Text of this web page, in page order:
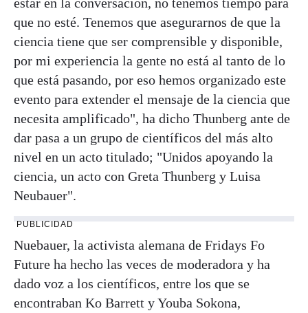
que no esté. Tenemos que asegurarnos de que la
ciencia tiene que ser comprensible y disponible,
por mi experiencia la gente no está al tanto de lo
que está pasando, por eso hemos organizado este
evento para extender el mensaje de la ciencia que
necesita amplificado", ha dicho Thunberg ante de
dar pasa a un grupo de científicos del más alto
nivel en un acto titulado; "Unidos apoyando la
ciencia, un acto con Greta Thunberg y Luisa
Neubauer".
PUBLICIDAD
Nuebauer, la activista alemana de Fridays Fo
Future ha hecho las veces de moderadora y ha
dado voz a los científicos, entre los que se
encontraban Ko Barrett y Youba Sokona,